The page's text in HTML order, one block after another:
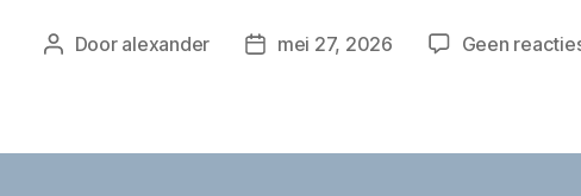
Berichtauteur
Door alexander Berichtdatum
mei 27, 2026 Geen